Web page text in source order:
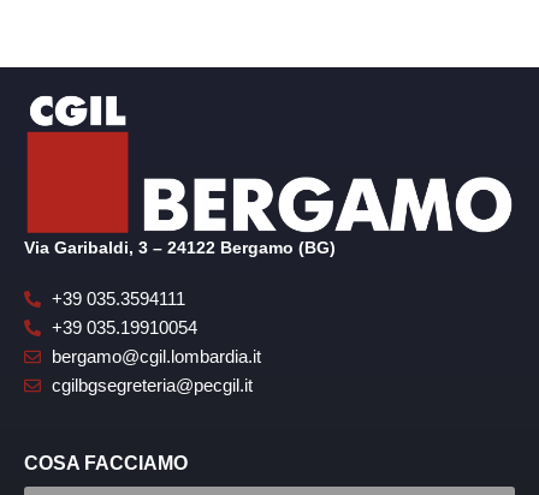
Via Garibaldi, 3 – 24122 Bergamo (BG)
+39 035.3594111
+39 035.19910054
bergamo@cgil.lombardia.it
cgilbgsegreteria@pecgil.it
COSA FACCIAMO